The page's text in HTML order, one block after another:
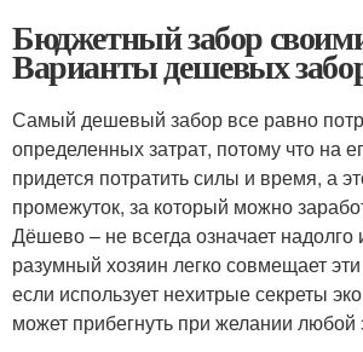
Бюджетный забор
Варианты дешевых
Самый дешевый забор все равно
определенных затрат, потому что на
придется потратить силы и время, а
промежуток, за который можно
Дёшево – не всегда означает надолго
разумный хозяин легко совмещает
если использует нехитрые секреты
может прибегнуть при желании любой